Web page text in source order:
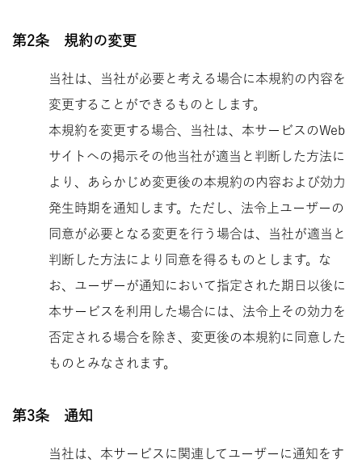
第2条 規約の変更
当社は、当社が必要と考える場合に本規約の内容を
変更することができるものとします。
本規約を変更する場合、当社は、本サービスのWeb
サイトへの掲示その他当社が適当と判断した方法に
より、あらかじめ変更後の本規約の内容および効力
発生時期を通知します。 ただし、法令上ユーザーの
同意が必要となる変更を行う場合は、当社が適当と
判断した方法により同意を得るものとします。
な
お、ユーザーが通知において指定された期日以後に
本サービスを利用した場合には、法令上その効力を
否定される場合を除き、変更後の本規約に同意した
ものとみなされます。
第3条 通知
当社は、本サービスに関連してユーザーに通知をす